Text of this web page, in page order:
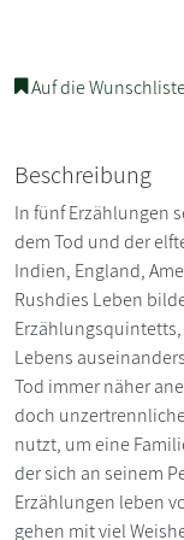
Auf die
Beschreibung
In fünf Erzählungen
dem Tod und der
Indien, England,
Rushdies Leben
Lebens
Tod immer näher
doch
nutzt, um eine
der sich an seinem
Erzählungen leben
gehen mit viel